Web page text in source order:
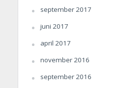
september 2017
juni 2017
april 2017
november 2016
september 2016